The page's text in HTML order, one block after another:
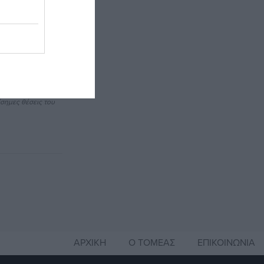
πλέον
θέσεις του
ΑΡΧΙΚΗ Ο ΤΟΜΕΑΣ ΕΠΙΚΟΙΝΩΝΙΑ